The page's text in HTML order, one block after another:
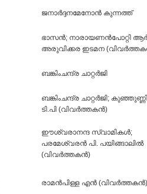
ജനാര്‍ദ്ദനമേനോന്‍ കുന്നത്ത്‌
ഭാസന്‍; നാരായണന്‍പോറ്റി
അരുവിക്കര ഇടമന
ബങ്കിംചന്ദ്ര ചാറ്റര്‍ജി
ബങ്കിംചന്ദ്ര ചാറ്റര്‍ജി;
ടി.പി (വിവര്‍ത്തകന്‍)
ഈശ്വരാനന്ദ സ്വാമികള്‍;
പരമേശ്വരന്‍ പി. പയിങ്ങാലില്‍
(വിവര്‍ത്തകന്‍)
രാമന്‍പിള്ള എന്‍ (വിവര്‍ത്തകന്‍)